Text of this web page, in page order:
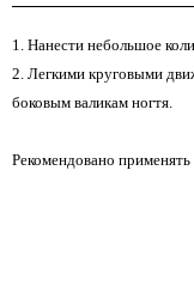
1. Нанести небольшое
2. Легкими круговыми
боковым валикам ногтя.
Рекомендовано применять